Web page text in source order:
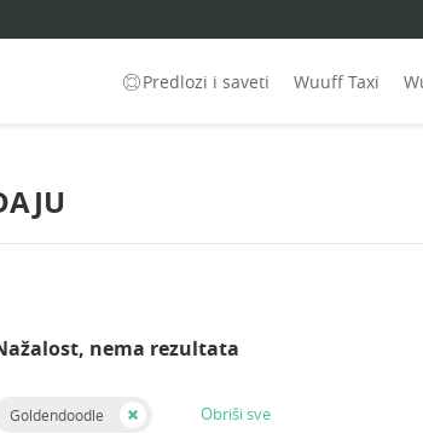
Predlozi i saveti Wuuff Taxi
nema rezultata
Goldendoodle Obriši sve